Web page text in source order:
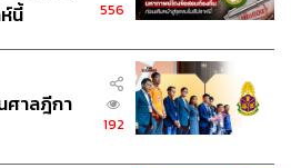
ม 2567(วันหยุดชดเชยวันคล้ายวัน
นี้
556
ศาลฎีกา
192